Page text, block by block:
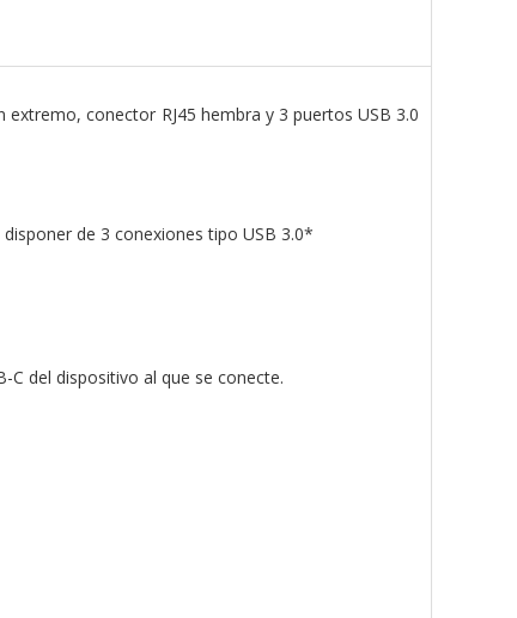
conector RJ45 hembra y 3 puertos USB 3.0
de 3 conexiones tipo USB 3.0*
C del dispositivo al que se conecte.